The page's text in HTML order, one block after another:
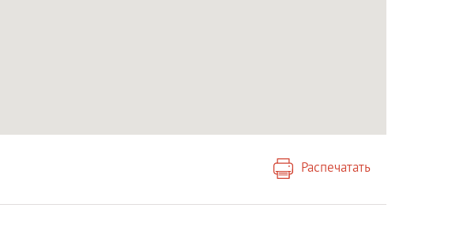
Распечатать